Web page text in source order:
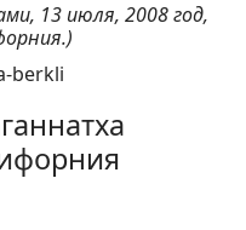
13 июля, 2008 год,